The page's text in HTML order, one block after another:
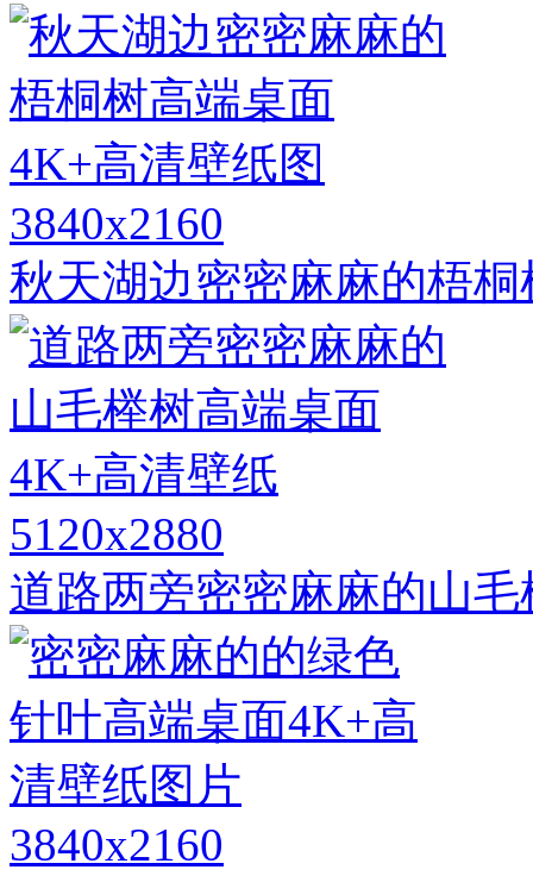
3840x2160
秋天湖边密密麻麻的梧
5120x2880
道路两旁密密麻麻的山
3840x2160